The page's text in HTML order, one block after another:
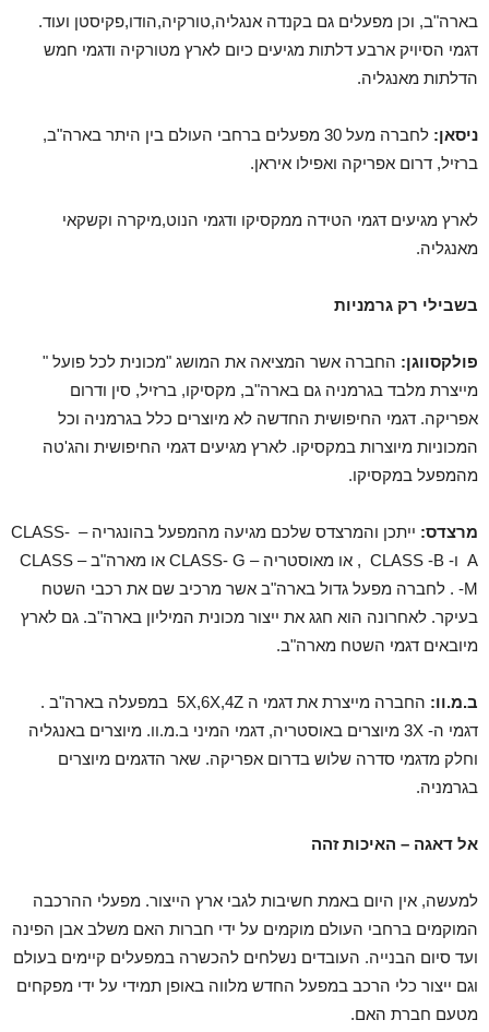
בארה"ב, וכן מפעלים גם בקנדה אנגליה,טורקיה,הודו,פקיסטן ועוד.
דגמי הסיויק ארבע דלתות מגיעים כיום לארץ מטורקיה ודגמי חמש
הדלתות מאנגליה.
ניסאן:
לחברה מעל 30 מפעלים ברחבי העולם בין היתר בארה"ב,
ברזיל, דרום אפריקה ואפילו איראן.
לארץ מגיעים דגמי הטידה ממקסיקו ודגמי הנוט,מיקרה וקשקאי
מאנגליה.
בשבילי רק גרמניות
פולקסווגן: החברה אשר המציאה את המושג "מכונית לכל פועל "
מייצרת מלבד בגרמניה גם בארה"ב, מקסיקו, ברזיל, סין ודרום
אפריקה. דגמי החיפושית החדשה לא מיוצרים כלל בגרמניה וכל
המכוניות מיוצרות במקסיקו. לארץ מגיעים דגמי החיפושית והג'טה
מהמפעל במקסיקו.
מרצדס:
ייתכן והמרצדס שלכם מגיעה מהמפעל בהונגריה – CLASS-
A ו- CLASS -B , או מאוסטריה – CLASS- G או מארה"ב – CLASS
-M . לחברה מפעל גדול בארה"ב אשר מרכיב שם את רכבי השטח
בעיקר. לאחרונה הוא חגג את ייצור מכונית המיליון בארה"ב. גם לארץ
מיובאים דגמי השטח מארה"ב.
ב.מ.וו:
החברה מייצרת את דגמי ה 5X,6X,4Z במפעלה בארה"ב .
דגמי ה- 3X מיוצרים באוסטריה, דגמי המיני ב.מ.וו. מיוצרים באנגליה
וחלק מדגמי סדרה שלוש בדרום אפריקה. שאר הדגמים מיוצרים
בגרמניה.
אל דאגה – האיכות זהה
למעשה, אין היום באמת חשיבות לגבי ארץ הייצור. מפעלי ההרכבה
המוקמים ברחבי העולם מוקמים על ידי חברות האם משלב אבן הפינה
ועד סיום הבנייה. העובדים נשלחים להכשרה במפעלים קיימים בעולם
וגם ייצור כלי הרכב במפעל החדש מלווה באופן תמידי על ידי מפקחים
מטעם חברת האם.